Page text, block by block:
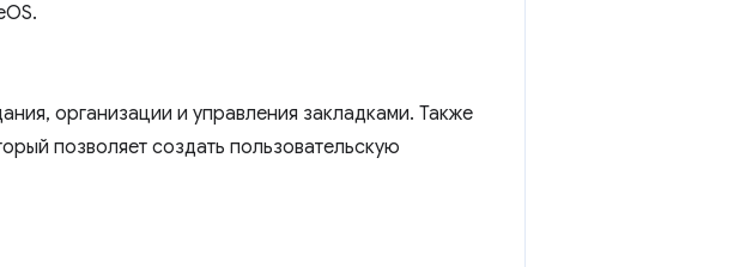
организации и управления закладками. Также
позволяет создать пользовательскую